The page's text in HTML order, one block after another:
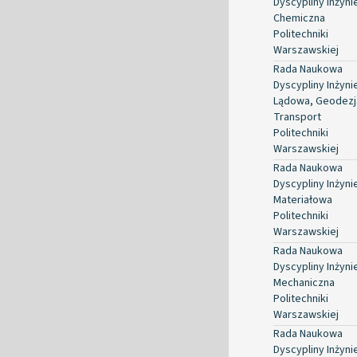
Chemiczna
Politechniki
Warszawskiej
Rada Naukowa
Dyscypliny
Lądowa,
Transport
Politechniki
Warszawskiej
Rada Naukowa
Dyscypliny
Materiałowa
Politechniki
Warszawskiej
Rada Naukowa
Dyscypliny
Mechaniczna
Politechniki
Warszawskiej
Rada Naukowa
Dyscypliny